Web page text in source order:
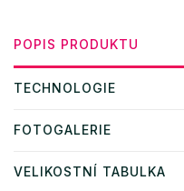
POPIS PRODUKTU
TECHNOLOGIE
FOTOGALERIE
VELIKOSTNÍ TABULKA